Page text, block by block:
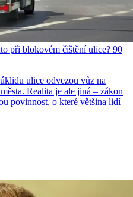
při blokovém čištění ulice? 90
ulice odvezou vůz na
Realita je ale jiná – zákon
povinnost, o které většina lidí